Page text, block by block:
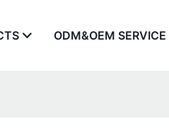
ODM&OEM SERVICE